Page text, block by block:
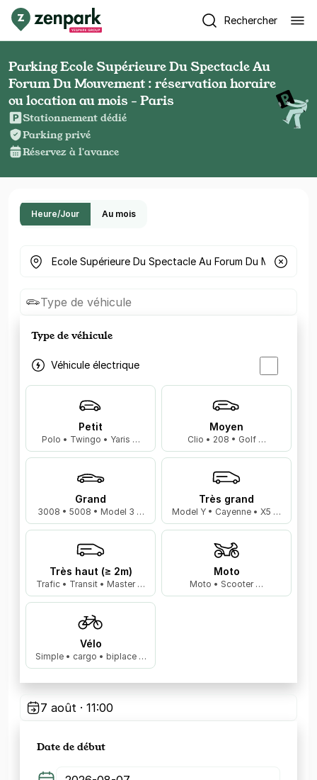
Rechercher
Parking Ecole Supérieure Du Spectacle Au
Forum Du Mouvement : réservation horaire
ou location au mois - Paris
Stationnement dédié
Parking privé
Réservez à l'avance
Heure/Jour Au mois
Où cherchez-vous un parking ?
Type de véhicule
Type de véhicule
Véhicule électrique
Petit
Polo • Twingo • Yaris …
Moyen
Clio • 208 • Golf …
Grand
3008 • 5008 • Model 3 …
Très grand
Model Y • Cayenne • X5 …
Très haut (≥ 2m)
Trafic • Transit • Master …
Moto
Moto • Scooter …
Vélo
Simple • cargo • biplace …
7 août · 11:00
Date de début